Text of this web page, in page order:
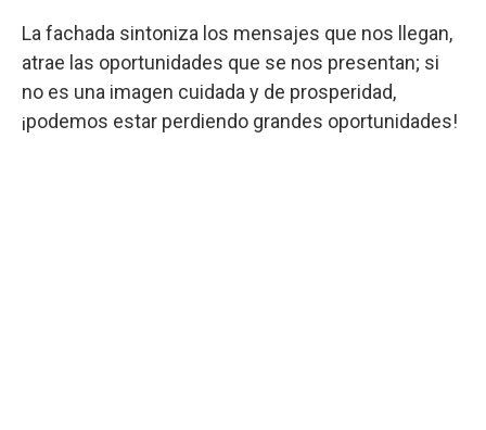
La fachada sintoniza los mensajes que nos llegan,
atrae las oportunidades que se nos presentan; si
no es una imagen cuidada y de prosperidad,
¡podemos estar perdiendo grandes oportunidades!